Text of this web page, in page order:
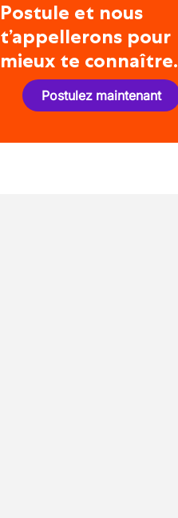
Postule et nous
t’appellerons pour
mieux te connaître.
Postulez maintenant